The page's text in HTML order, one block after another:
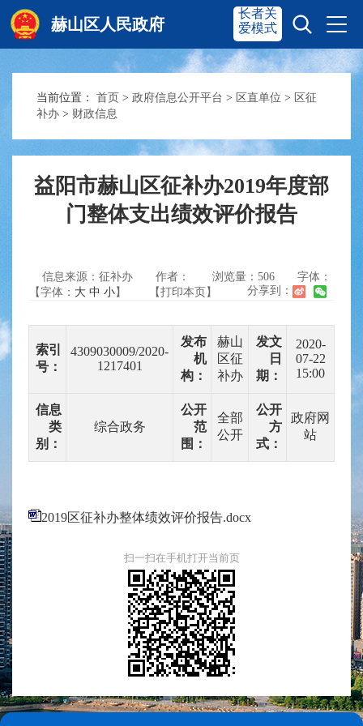
赫山区人民政府
赫山首页 奋进赫山
信息公开 政务服务
互动交流
长者关
爱模式
当前位置： 首页 > 政府信息公开平台 > 区直单位 > 区征
补办 > 财政信息
益阳市赫山区征补办2019年度部
门整体支出绩效评价报告
信息来源：征补办 作者： 浏览量： 506
字体：
【字体： 大 中 小】 【打印本页】 分享到：
索引
号：
4309030009/2020-
1217401
发布
机
构：
赫山
区征
补办
发文
日
期：
2020-
07-22
15:00
信息
类
别：
综合政务
公开
范
围：
全部
公开
公开
方
式：
政府网
站
2019区征补办整体绩效评价报告.docx
扫一扫在手机打开当前页